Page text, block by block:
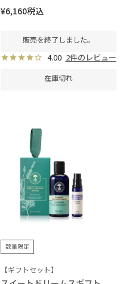
¥6,160税込
販売を終了しました。
4.00 2件のレビュー
在庫切れ
数量限定
【ギフトセット】